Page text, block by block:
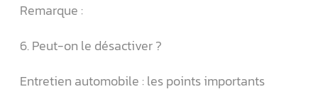
Remarque :
6. Peut-on le désactiver ?
Entretien automobile : les points importants